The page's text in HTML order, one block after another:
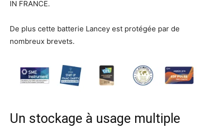
IN FRANCE.
De plus cette batterie Lancey est protégée par de
nombreux brevets.
Un stockage à usage multiple